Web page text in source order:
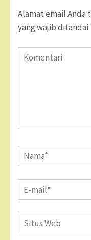
Alamat email Anda
yang wajib ditandai
Komentari
Name*
Email*
Situs
Web